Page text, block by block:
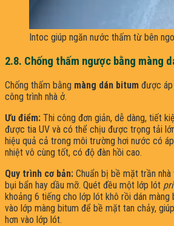
Intoc giúp ngăn nước thấm từ bên
2.8. Chống thấm ngược bằng màng
Chống thấm bằng màng dán bitum được
công trình nhà ở.
Ưu điểm: Thi công đơn giản, dễ dàng, tiết
được tia UV và có thể chịu được trọng tải
hiệu quả cả trong môi trường hơi nước có
nhiệt vô cùng tốt, có độ đàn hồi cao.
Quy trình cơ bản: Chuẩn bị bề mặt trần
bụi bẩn hay dầu mỡ. Quét đều một lớp lót
khoảng 6 tiếng cho lớp lót khô rồi dán màng
vào lớp màng bitum để bề mặt tan chảy,
hơn vào lớp lót.